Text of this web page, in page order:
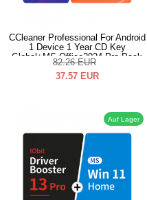
CCleaner Professional For Android
1 Device 1 Year CD Key
Global+MS Office2024 Pro Pack
82.26 EUR
37.57 EUR
Auf Lager